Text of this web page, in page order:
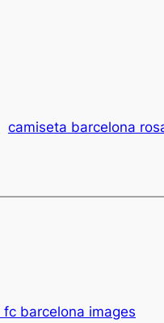
camiseta barcelona
fc barcelona images